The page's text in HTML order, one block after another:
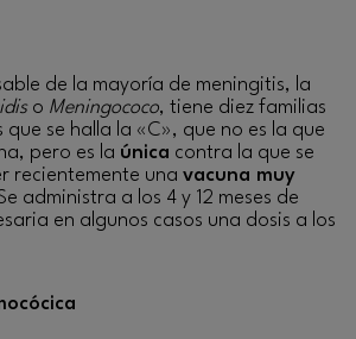
de la mayoría de meningitis, la
o Meningococo, tiene diez familias
se halla la «C», que no es la que
pero es la única contra la que se
recientemente una vacuna muy
administra a los 4 y 12 meses de
en algunos casos una dosis a los